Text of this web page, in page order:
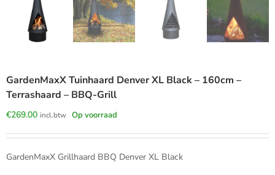
GardenMaxX Tuinhaard Denver XL Black – 160cm –
Terrashaard – BBQ-Grill
€269.00 incl.btw Op voorraad
GardenMaxX Grillhaard BBQ Denver XL Black